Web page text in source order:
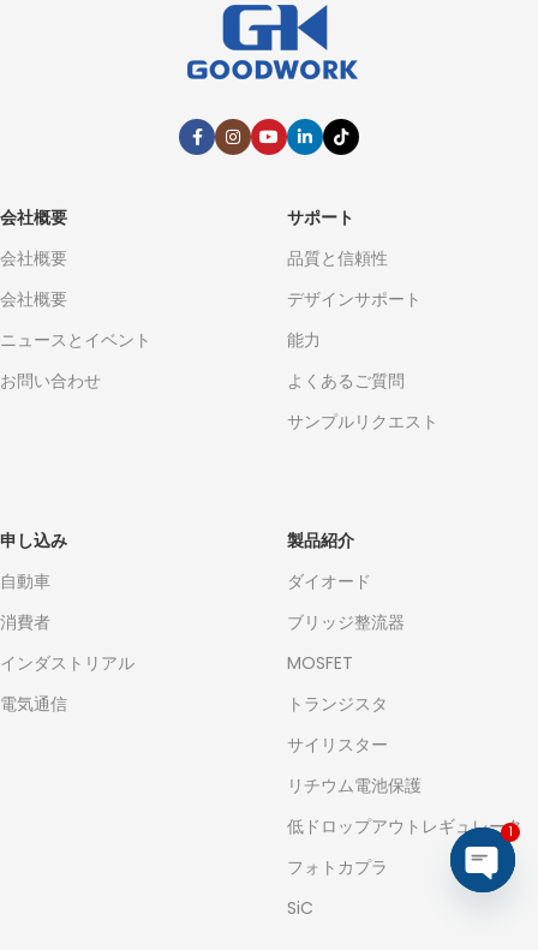
会社概要
会社概要
会社概要
ニュースとイベント
お問い合わせ
サポート
品質と信頼性
デザインサポート
能力
よくあるご質問
サンプルリクエスト
申し込み
自動車
消費者
インダストリアル
電気通信
製品紹介
ダイオード
ブリッジ整流器
MOSFET
トランジスタ
サイリスター
リチウム電池保護
低ドロップアウトレギュレータ
フォトカプラ
SiC
1